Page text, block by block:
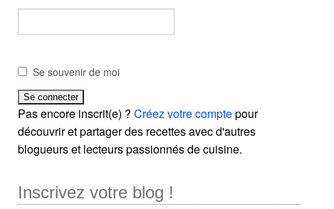
Se souvenir de moi
Pas encore inscrit(e) ?Créez votre comptepour
découvrir et partager des recettes avec d'autres
blogueurs et lecteurs passionnés de cuisine.
Inscrivez votre blog !